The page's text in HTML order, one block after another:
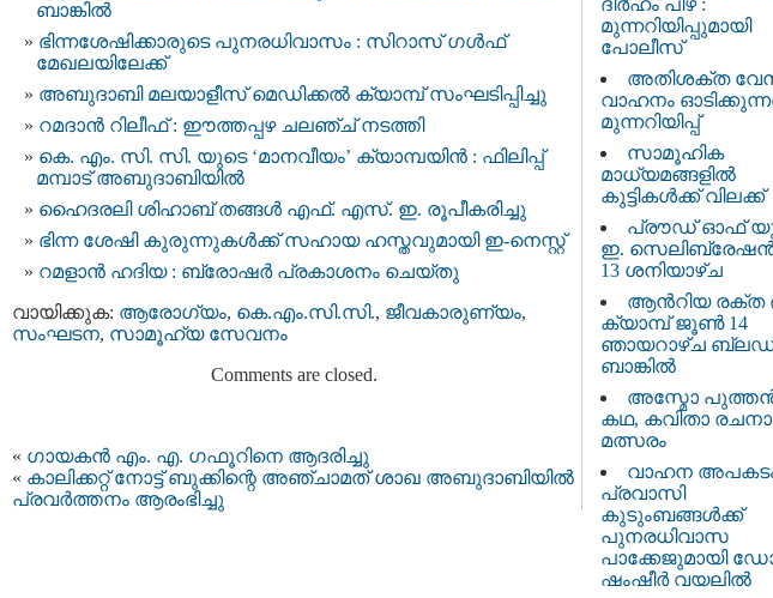
ബാങ്കിൽ
ഭിന്നശേഷിക്കാരുടെ പുനരധിവാസം : സിറാസ് ഗൾഫ്
മേഖലയിലേക്ക്
അബുദാബി മലയാളീസ് മെഡിക്കൽ ക്യാമ്പ് സംഘടിപ്പിച്ചു
റമദാൻ റിലീഫ് : ഈത്തപ്പഴ ചലഞ്ച് നടത്തി
കെ. എം. സി. സി. യുടെ ‘മാനവീയം’ ക്യാമ്പയിൻ : ഫിലിപ്പ്
മമ്പാട് അബുദാബിയിൽ
ഹൈദരലി ശിഹാബ് തങ്ങൾ എഫ്. എസ്. ഇ. രൂപീകരിച്ചു
ഭിന്ന ശേഷി കുരുന്നുകൾക്ക് സഹായ ഹസ്തവുമായി ഇ-നെസ്റ്റ്
റമളാൻ ഹദിയ : ബ്രോഷർ പ്രകാശനം ചെയ്തു
വായിക്കുക: ആരോഗ്യം, കെ.എം.സി.സി., ജീവകാരുണ്യം,
സംഘടന, സാമൂഹ്യ സേവനം
Comments are closed.
« ഗായകന്‍ എം. എ. ഗഫൂറിനെ ആദരിച്ചു
« കാലിക്കറ്റ് നോട്ട് ബുക്കിന്റെ അഞ്ചാമത് ശാഖ അബുദാബിയില്‍
പ്രവര്‍ത്തനം ആരംഭിച്ചു
ദിർഹം പിഴ :
മുന്നറിയിപ്പുമായി
പോലീസ്
അതിശക്ത
വാഹനം
മുന്നറിയിപ്പ്
സാമൂഹിക
മാധ്യമങ്ങളിൽ
കുട്ടികൾക്ക് വിലക്ക്
പ്രൗഡ് ഓഫ്
ഇ.
13 ശനിയാഴ്ച
ആൻറിയ രക്ത
ക്യാമ്പ് ജൂൺ 14
ഞായറാഴ്ച
ബാങ്കിൽ
അസ്മോ
കഥ, കവിതാ രചനാ
മത്സരം
വാഹന
പ്രവാസി
കുടുംബങ്ങൾക്ക്
പുനരധിവാസ
പാക്കേജുമായി
ഷംഷീർ വയലിൽ